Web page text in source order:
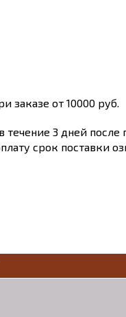
заказе от 10000 руб.
3 дней после
срок поставки